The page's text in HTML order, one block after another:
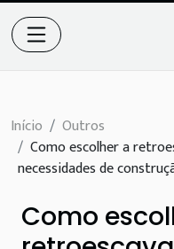
Início
Outros
Como escolher a
necessidades de
Como